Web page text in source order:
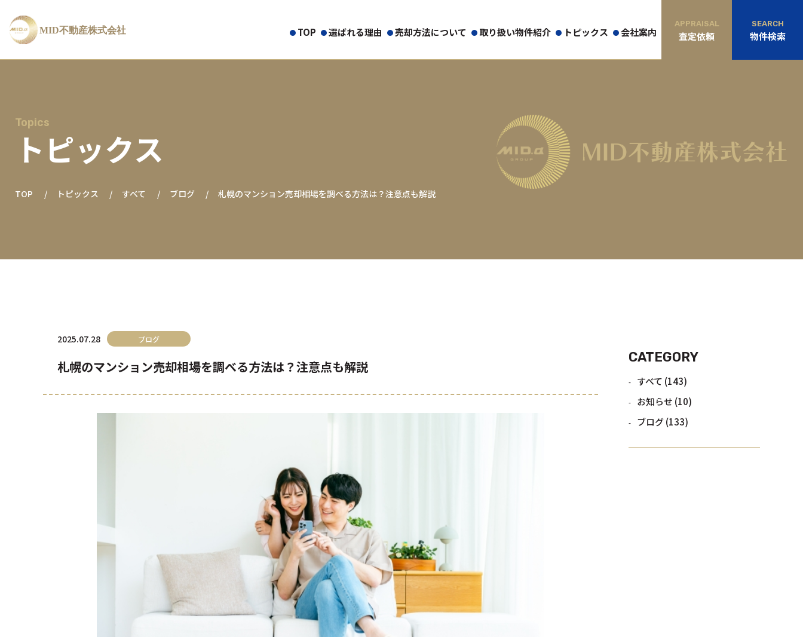
TOP 選ばれる理由 売却方法について 取り扱い物件紹介 トピックス 会社案内
APPRAISAL
査定依頼
SEARCH
物件検索
Topics
トピックス
TOP トピックス すべて ブログ 札幌のマンション売却相場を調べる方法は？注意点も解説
2025.07.28 ブログ
札幌のマンション売却相場を調べる方法は？注意点も解説
CATEGORY
すべて (143)
お知らせ (10)
ブログ(133)